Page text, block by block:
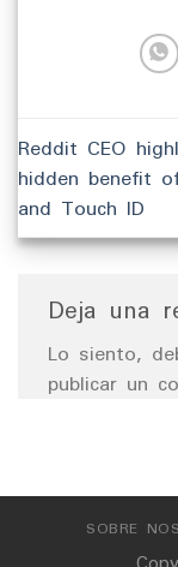
Reddit CEO
hidden benefit
and Touch ID
Deja una
Lo siento,
publicar un
SOBRE